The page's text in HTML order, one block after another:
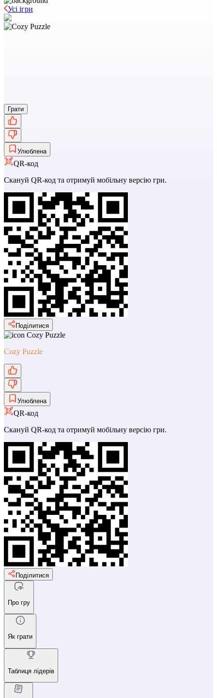
Усі ігри
Грати
Улюблена
QR-код
Скануй QR-код та отримуй мобільну версію гри.
Поділитися
Cozy Puzzle
Улюблена
QR-код
Скануй QR-код та отримуй мобільну версію гри.
Поділитися
Про гру
Як грати
Таблиця лідерів